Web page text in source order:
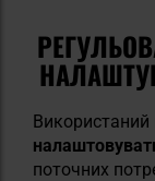
поточних